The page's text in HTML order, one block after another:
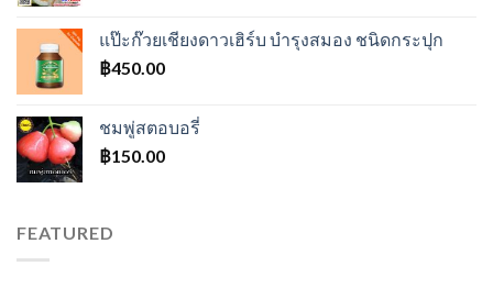
แป๊ะก๊วยเชียงดาวเฮิร์บ บำรุงสมอง ชนิดกระปุก
฿450.00
ชมพู่สตอบอรี่
฿150.00
FEATURED